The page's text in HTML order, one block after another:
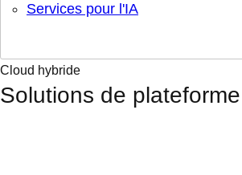
Services pour l'IA
Cloud hybride
Solutions de plateforme